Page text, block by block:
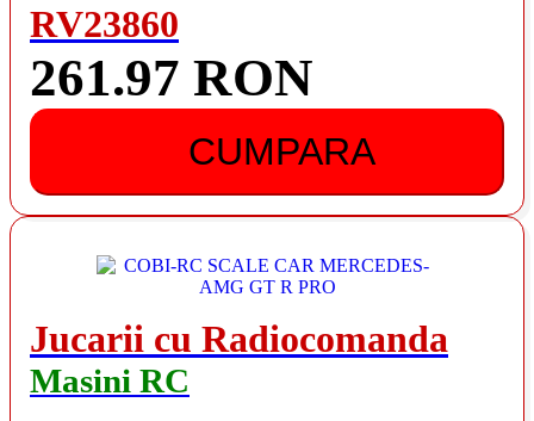
RV23860
261.97 RON
CUMPARA
Jucarii cu Radiocomanda
Masini RC